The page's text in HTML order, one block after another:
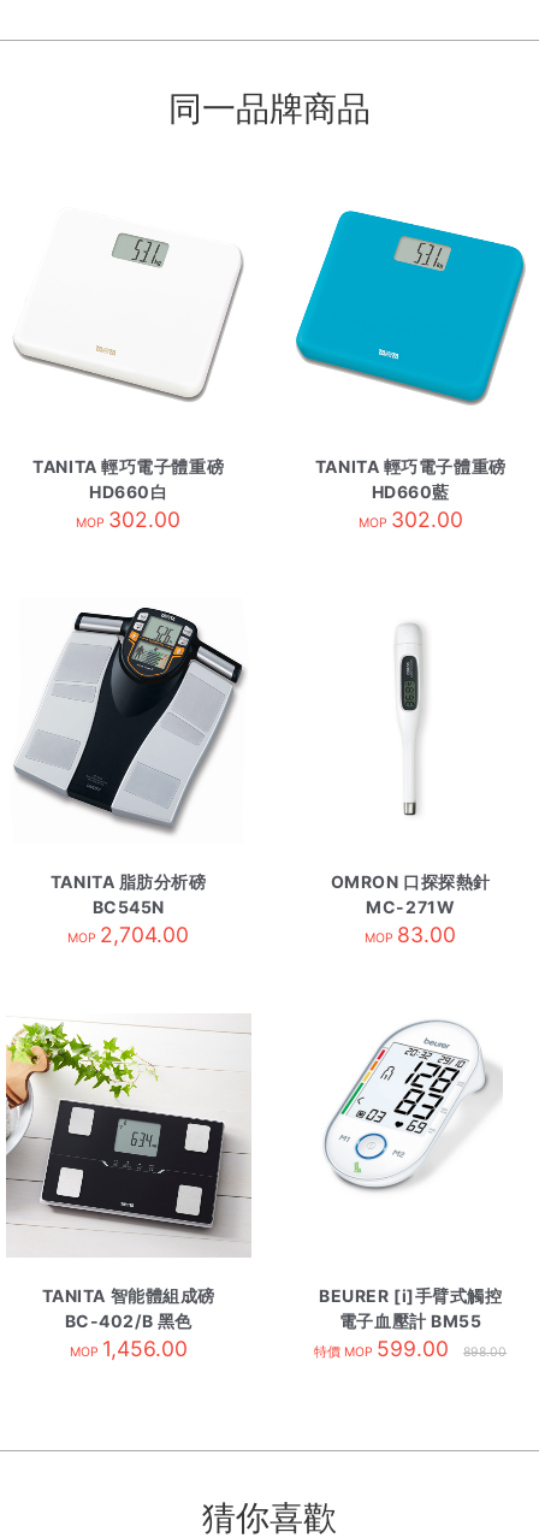
同一品牌商品
TANITA 輕巧電子體重磅
HD660白
MOP 302.00
TANITA 輕巧電子體重磅
HD660藍
MOP 302.00
TANITA 脂肪分析磅
BC545N
MOP 2,704.00
OMRON 口探探熱針
MC-271W
MOP 83.00
TANITA 智能體組成磅
BC-402/B 黑色
MOP 1,456.00
BEURER [i]手臂式觸控
電子血壓計 BM55
特價 MOP 599.00 898.00
猜你喜歡